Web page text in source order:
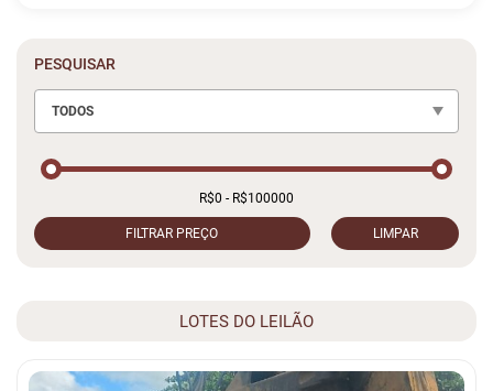
PESQUISAR
TODOS
FILTRAR PREÇO LIMPAR
LOTES DO LEILÃO